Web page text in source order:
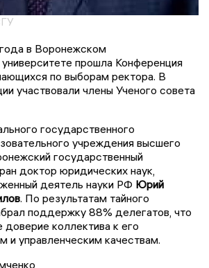
в Воронежском
прошла Конференция
по выборам ректора. В
участвовали члены Ученого совета
государственного
учреждения высшего
государственный
доктор юридических наук,
деятель науки РФ Юрий
. По результатам тайного
поддержку 88% делегатов, что
коллектива к его
и управленческим качествам.